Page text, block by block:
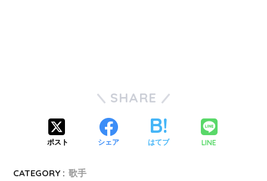
SHARE
ポスト シェア はてブ LINE
CATEGORY : 歌手